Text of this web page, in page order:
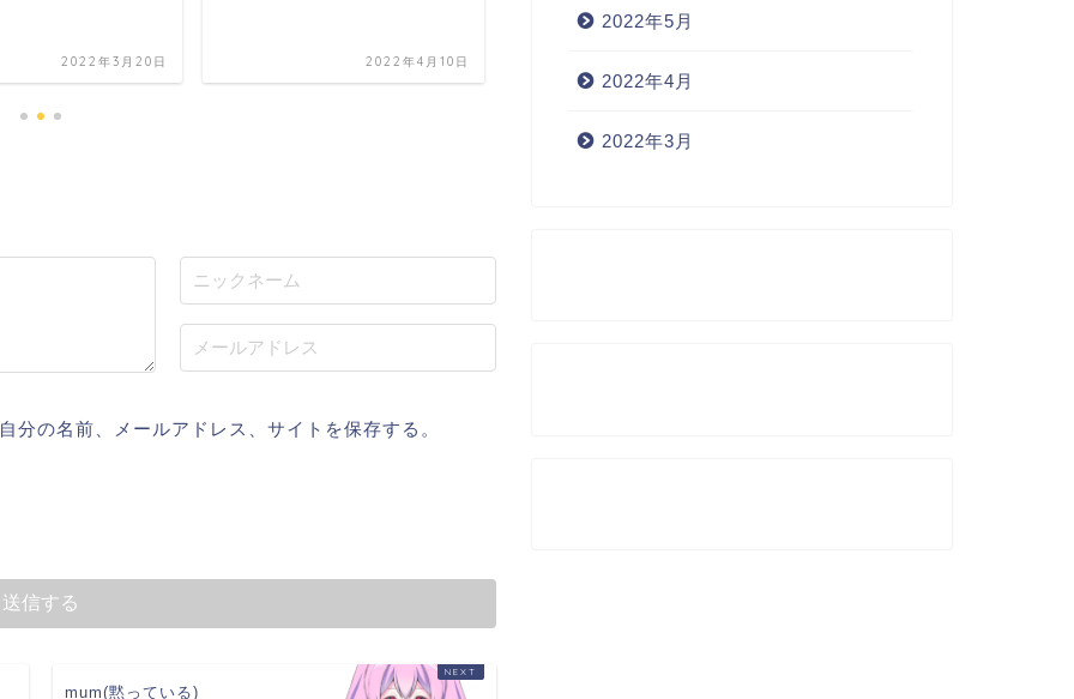
2022年3月20日 2022年4月10日
分の名前、メールアドレス、サイトを保存する。
mum(黙っている)
2022年5月
2022年4月
2022年3月